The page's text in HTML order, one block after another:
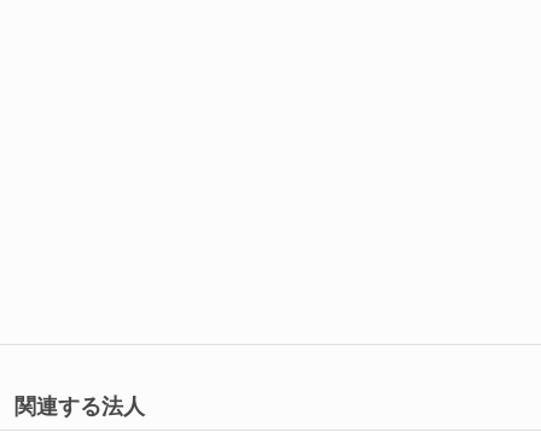
関連する法人